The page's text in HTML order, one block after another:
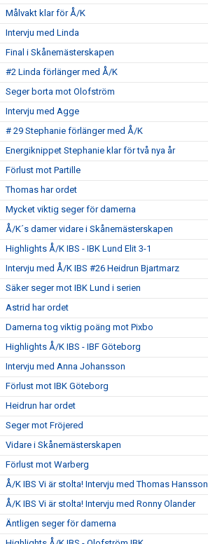
Målvakt klar för Å/K
Intervju med Linda
Final i Skånemästerskapen
#2 Linda förlänger med Å/K
Seger borta mot Olofström
Intervju med Agge
# 29 Stephanie förlänger med Å/K
Energiknippet Stephanie klar för två nya år
Förlust mot Partille
Thomas har ordet
Mycket viktig seger för damerna
Å/K´s damer vidare i Skånemästerskapen
Highlights Å/K IBS - IBK Lund Elit 3-1
Intervju med Å/K IBS #26 Heidrun Bjartmarz
Säker seger mot IBK Lund i serien
Astrid har ordet
Damerna tog viktig poäng mot Pixbo
Highlights Å/K IBS - IBF Göteborg
Intervju med Anna Johansson
Förlust mot IBK Göteborg
Heidrun har ordet
Seger mot Fröjered
Vidare i Skånemästerskapen
Förlust mot Warberg
Å/K IBS Vi är stolta! Intervju med Thomas Hansson
Å/K IBS Vi är stolta! Intervju med Ronny Olander
Äntligen seger för damerna